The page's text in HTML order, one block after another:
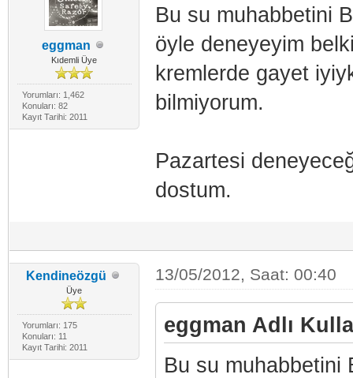
eggman
Kıdemli Üye
Yorumları: 1,462
Konuları: 82
Kayıt Tarihi: 2011
Bu su muhabbetini
öyle deneyeyim
kremlerde gayet
bilmiyorum.
Pazartesi
dostum.
Kendineözgü
Üye
Yorumları: 175
Konuları: 11
Kayıt Tarihi: 2011
13/05/2012, Saat: 00:40
eggman Adlı
Bu su muhabbetini